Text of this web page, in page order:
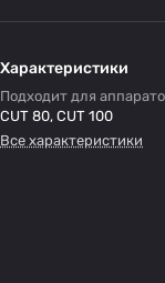
Характеристики
Подходит для
CUT 80, CUT 100
Все характеристики